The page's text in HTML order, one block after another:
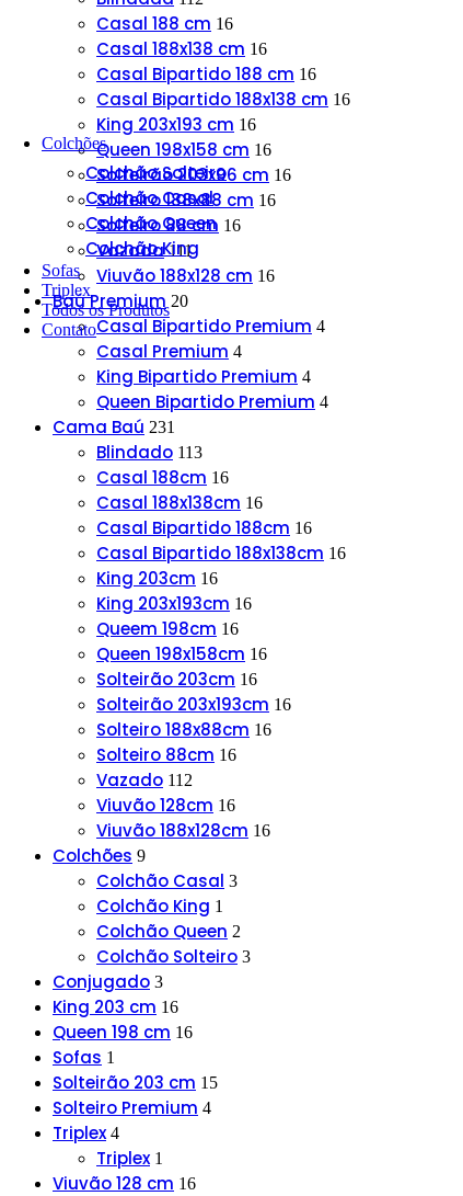
Colchões
Colchão Solteiro
Colchão Casal
Colchão Queen
Colchão King
Sofas
Triplex
Todos os Produtos
Contato
Casal 188 cm 16
Casal 188x138 cm 16
Casal Bipartido 188 cm 16
Casal Bipartido 188x138 cm 16
King 203x193 cm 16
Queen 198x158 cm 16
Solteirão 203x96 cm 16
Solteiro 188x88 cm 16
Solteiro 88 cm 16
Vazada 111
Viuvão 188x128 cm 16
Baú Premium 20
Casal Bipartido Premium 4
Casal Premium 4
King Bipartido Premium 4
Queen Bipartido Premium 4
Cama Baú 231
Blindado 113
Casal 188cm 16
Casal 188x138cm 16
Casal Bipartido 188cm 16
Casal Bipartido 188x138cm 16
King 203cm 16
King 203x193cm 16
Queem 198cm 16
Queen 198x158cm 16
Solteirão 203cm 16
Solteirão 203x193cm 16
Solteiro 188x88cm 16
Solteiro 88cm 16
Vazado 112
Viuvão 128cm 16
Viuvão 188x128cm 16
Colchões 9
Colchão Casal 3
Colchão King 1
Colchão Queen 2
Colchão Solteiro 3
Conjugado 3
King 203 cm 16
Queen 198 cm 16
Sofas 1
Solteirão 203 cm 15
Solteiro Premium 4
Triplex 4
Triplex 1
Viuvão 128 cm 16